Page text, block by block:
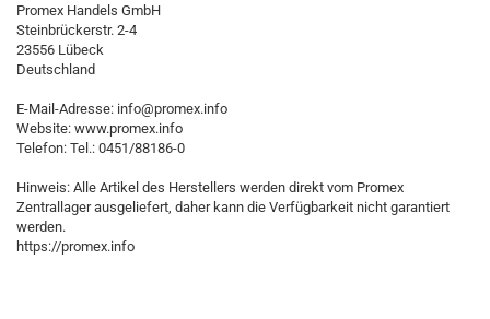
Promex Handels GmbH
Steinbrückerstr. 2-4
23556 Lübeck
Deutschland
E-Mail-Adresse: info@promex.info
Website: www.promex.info
Telefon: Tel.: 0451/88186-0
Hinweis: Alle Artikel des Herstellers werden direkt vom Promex
Zentrallager ausgeliefert, daher kann die Verfügbarkeit nicht garantiert
werden.
https://promex.info